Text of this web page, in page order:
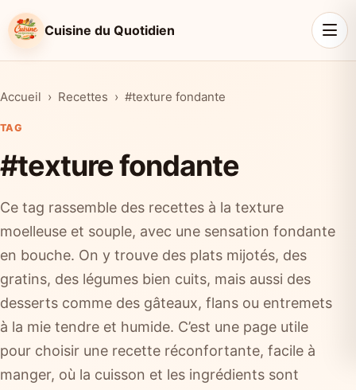
Cuisine du Quotidien
Accueil Recettes #texture fondante
TAG
#texture fondante
Ce tag rassemble des recettes à la texture
moelleuse et souple, avec une sensation fondante
en bouche. On y trouve des plats mijotés, des
gratins, des légumes bien cuits, mais aussi des
desserts comme des gâteaux, flans ou entremets
à la mie tendre et humide. C’est une page utile
pour choisir une recette réconfortante, facile à
manger, où la cuisson et les ingrédients sont